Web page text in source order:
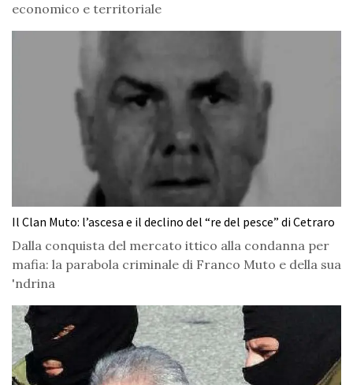
economico e territoriale
Il Clan Muto: l’ascesa e il declino del “re del pesce” di Cetraro
Dalla conquista del mercato ittico alla condanna per
mafia: la parabola criminale di Franco Muto e della sua
'ndrina